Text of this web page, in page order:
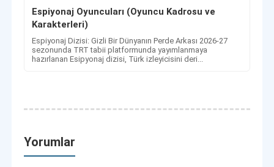
Espiyonaj Oyuncuları (Oyuncu Kadrosu ve
Karakterleri)
Espiyonaj Dizisi: Gizli Bir Dünyanın Perde Arkası 2026-27
sezonunda TRT tabii platformunda yayımlanmaya
hazırlanan Esipyonaj dizisi, Türk izleyicisini deri...
Yorumlar